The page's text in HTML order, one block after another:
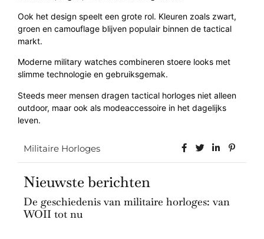
Ook het design speelt een grote rol. Kleuren zoals zwart,
groen en camouflage blijven populair binnen de tactical
markt.
Moderne military watches combineren stoere looks met
slimme technologie en gebruiksgemak.
Steeds meer mensen dragen tactical horloges niet alleen
outdoor, maar ook als modeaccessoire in het dagelijks
leven.
Militaire Horloges
Nieuwste berichten
De geschiedenis van militaire horloges: van
WOII tot nu